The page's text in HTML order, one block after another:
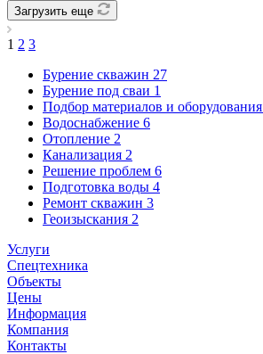
Загрузить еще
1 2 3
Бурение скважин 27
Бурение под сваи 1
Подбор материалов и оборудования
Водоснабжение 6
Отопление 2
Канализация 2
Решение проблем 6
Подготовка воды 4
Ремонт скважин 3
Геоизыскания 2
Услуги
Спецтехника
Объекты
Цены
Информация
Компания
Контакты